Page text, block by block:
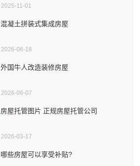
2025-11-01
混凝土拼装式集成房屋
2026-06-18
外国牛人改造装修房屋
2026-06-07
房屋托管图片 正规房屋托管公司
2026-03-17
哪些房屋可以享受补贴?